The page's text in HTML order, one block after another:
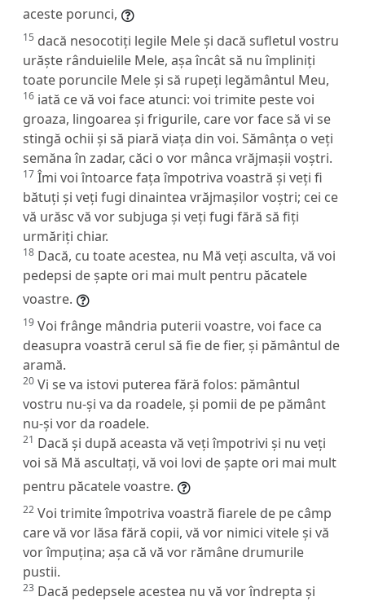
aceste porunci,
15 dacă nesocotiți legile Mele și dacă sufletul vostru
urăște rânduielile Mele, așa încât să nu împliniți
toate poruncile Mele și să rupeți legământul Meu,
16 iată ce vă voi face atunci: voi trimite peste voi
groaza, lingoarea și frigurile, care vor face să vi se
stingă ochii și să piară viața din voi. Sămânța o veți
semăna în zadar, căci o vor mânca vrăjmașii voștri.
17 Îmi voi întoarce fața împotriva voastră și veți fi
bătuți și veți fugi dinaintea vrăjmașilor voștri; cei ce
vă urăsc vă vor subjuga și veți fugi fără să fiți
urmăriți chiar.
18 Dacă, cu toate acestea, nu Mă veți asculta, vă voi
pedepsi de șapte ori mai mult pentru păcatele
voastre.
19 Voi frânge mândria puterii voastre, voi face ca
deasupra voastră cerul să fie de fier, și pământul de
aramă.
20 Vi se va istovi puterea fără folos: pământul
vostru nu-și va da roadele, și pomii de pe pământ
nu-și vor da roadele.
21 Dacă și după aceasta vă veți împotrivi și nu veți
voi să Mă ascultați, vă voi lovi de șapte ori mai mult
pentru păcatele voastre.
22 Voi trimite împotriva voastră fiarele de pe câmp
care vă vor lăsa fără copii, vă vor nimici vitele și vă
vor împuțina; așa că vă vor rămâne drumurile
pustii.
23 Dacă pedepsele acestea nu vă vor îndrepta și